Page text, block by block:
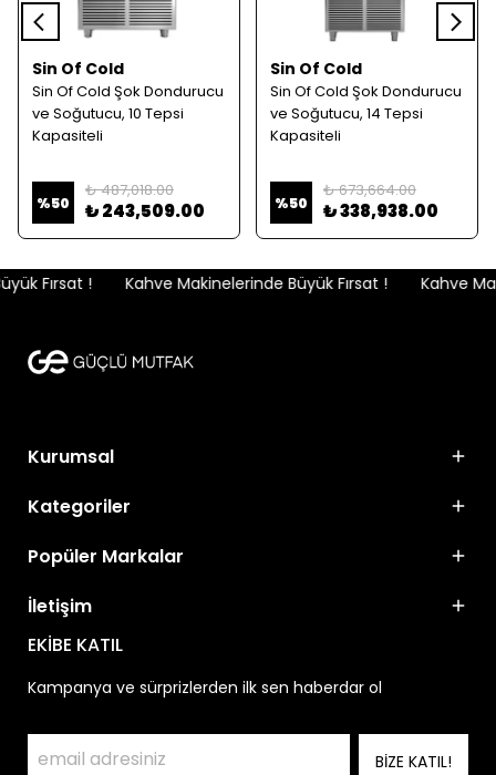
Sin Of Cold
Sin Of Cold Şok Dondurucu
ve Soğutucu, 10 Tepsi
Kapasiteli
%50
₺ 487,018.00
₺ 243,509.00
Sin Of Cold
Sin Of Cold Şok Dondurucu
ve Soğutucu, 14 Tepsi
Kapasiteli
%50
₺ 673,664.00
₺ 338,938.00
Fırsat ! Kahve Makinelerinde Büyük Fırsat ! Kahve
Kurumsal
Kategoriler
Popüler Markalar
İletişim
EKİBE KATIL
Kampanya ve sürprizlerden ilk sen haberdar ol
BİZE KATIL!